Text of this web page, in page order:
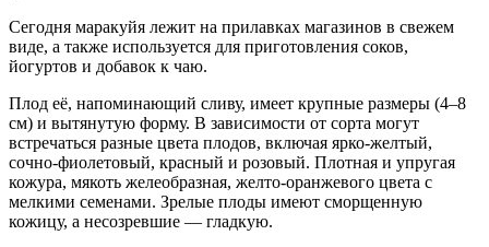
Сегодня маракуйя лежит на прилавках магазинов в свежем
виде, а также используется для приготовления соков,
йогуртов и добавок к чаю.
Плод её, напоминающий сливу, имеет крупные размеры (4–8
см) и вытянутую форму. В зависимости от сорта могут
встречаться разные цвета плодов, включая ярко-желтый,
сочно-фиолетовый, красный и розовый. Плотная и упругая
кожура, мякоть желеобразная, желто-оранжевого цвета с
мелкими семенами. Зрелые плоды имеют сморщенную
кожицу, а несозревшие — гладкую.